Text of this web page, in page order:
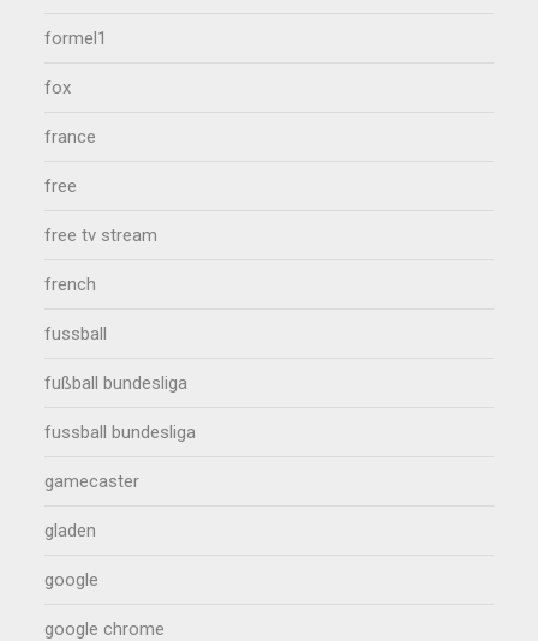
formel1
fox
france
free
free tv stream
french
fussball
fußball bundesliga
fussball bundesliga
gamecaster
gladen
google
google chrome